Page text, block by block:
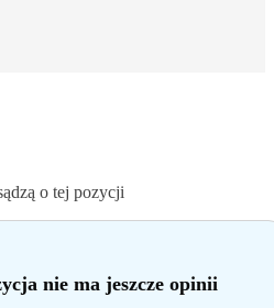
o tej pozycji
nie ma jeszcze opinii